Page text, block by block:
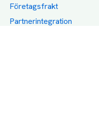
Företagsfrakt
Partnerintegration